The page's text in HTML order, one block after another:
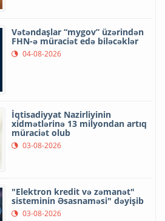
Vətəndaşlar “mygov” üzərindən
FHN-ə müraciət edə biləcəklər
04-08-2026
İqtisadiyyat Nazirliyinin
xidmətlərinə 13 milyondan artıq
müraciət olub
03-08-2026
"Elektron kredit və zəmanət"
sisteminin Əsasnaməsi" dəyişib
03-08-2026